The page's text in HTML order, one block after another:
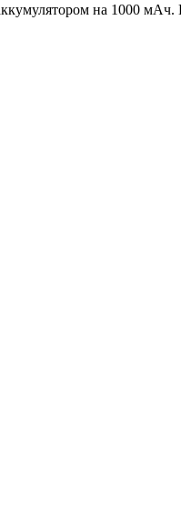
на 1000 мАч.